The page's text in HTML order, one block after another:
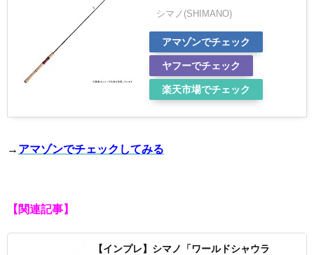
シマノ(SHIMANO)
アマゾンでチェック
ヤフーでチェック
楽天市場でチェック
→ アマゾンでチェックしてみる
【関連記事】
【インプレ】シマノ「ワールドシャウラ